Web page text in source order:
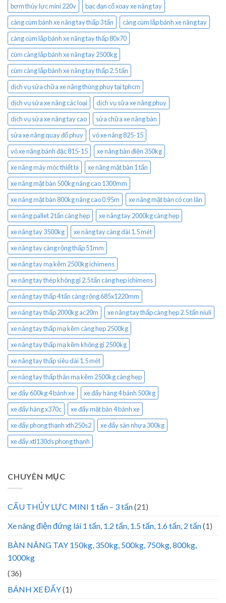
bơm thủy lực mini 220v
bạc đạn cổ xoay xe nâng tay
càng cùm bánh xe nâng tay thấp 3 tấn
càng cùm lắp bánh xe nâng tay
càng cùm lắp bánh xe nâng tay thấp 80x70
cùm càng lắp bánh xe nâng tay 2500kg
cùm càng lắp bánh xe nâng tay thấp 2.5 tấn
dịch vụ sửa chữa xe nâng thùng phuy tại tphcm
dịch vụ sửa xe nâng các loại
dịch vụ sửa xe nâng phuy
dịch vụ sửa xe nâng tay cao
sửa chữa xe nâng bàn
sửa xe nâng quay đổ phuy
vỏ xe nâng 825-15
vỏ xe nâng bánh đặc 815-15
xe nâng bàn điện 350kg
xe nâng máy móc thiết bị
xe nâng mặt bàn 1 tấn
xe nâng mặt bàn 500kg nâng cao 1300mm
xe nâng mặt bàn 800kg nâng cao 0.95m
xe nâng mặt bàn có con lăn
xe nâng pallet 2 tấn càng hẹp
xe nâng tay 2000kg càng hẹp
xe nâng tay 3500kg
xe nâng tay càng dài 1.5 mét
xe nâng tay càng rộng thấp 51mm
xe nâng tay mạ kẽm 2500kg ichimens
xe nâng tay thép không gỉ 2.5 tấn càng hẹp ichimens
xe nâng tay thấp 4 tấn càng rộng 685x1220mm
xe nâng tay thấp 2000kg ac20m
xe nâng tay thấp càng hẹp 2.5 tấn niuli
xe nâng tay thấp mạ kẽm càng hẹp 2500kg
xe nâng tay thấp mạ kẽm không gỉ 2500kg
xe nâng tay thấp siêu dài 1.5 mét
xe nâng tay thấp thân mạ kẽm 2500kg càng hẹp
xe đẩy 600kg 4 bánh xe
xe đẩy hàng 4 bánh 500kg
xe đẩy hàng x370c
xe đẩy mặt bàn 4 bánh xe
xe đẩy phong thạnh xth250s2
xe đẩy sàn nhựa 300kg
xe đẩy xtl130ds phong thạnh
CHUYÊN MỤC
CẨU THỦY LỰC MINI 1 tấn – 3 tấn(21)
Xe nâng điện đứng lái 1 tấn, 1.2 tấn, 1.5 tấn, 1.6 tấn, 2 tấn(1)
BÀN NÂNG TAY 150kg, 350kg, 500kg, 750kg, 800kg,
1000kg
(36)
BÁNH XE ĐẨY(1)